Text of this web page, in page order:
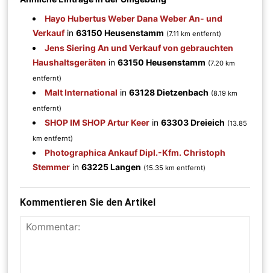
Hayo Hubertus Weber Dana Weber An- und
Verkaufin63150 Heusenstamm (7.11 km entfernt)
Jens Siering An und Verkauf von gebrauchten
Haushaltsgeräten in63150 Heusenstamm (7.20 km
entfernt)
Malt International in63128 Dietzenbach (8.19 km
entfernt)
SHOP IM SHOP Artur Keer in63303 Dreieich (13.85
km entfernt)
Photographica Ankauf Dipl.-Kfm. Christoph
Stemmer in63225 Langen (15.35 km entfernt)
Kommentieren Sie den Artikel